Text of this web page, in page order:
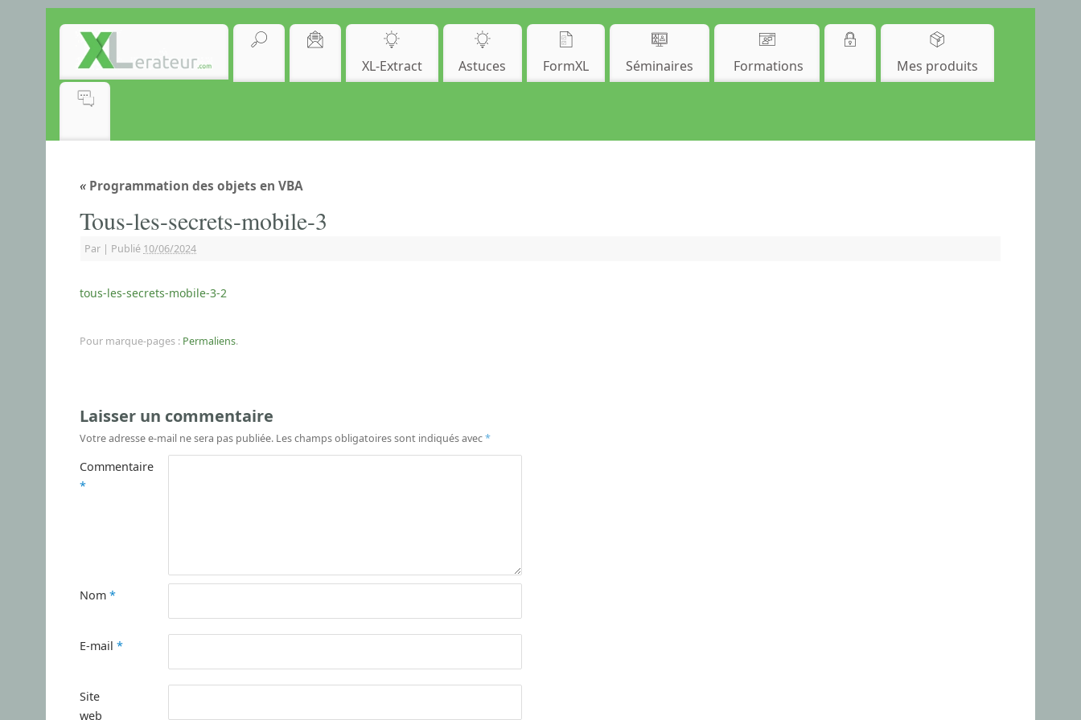
XL-Extract Astuces FormXL Séminaires Formations Mes produits
« Programmation des objets en VBA
Tous-les-secrets-mobile-3
Par | Publié 10/06/2024
tous-les-secrets-mobile-3-2
Pour marque-pages : Permaliens.
Laisser un commentaire
Votre adresse e-mail ne sera pas publiée. Les champs obligatoires sont indiqués avec*
Commentaire
*
Nom *
E-mail *
Site
web